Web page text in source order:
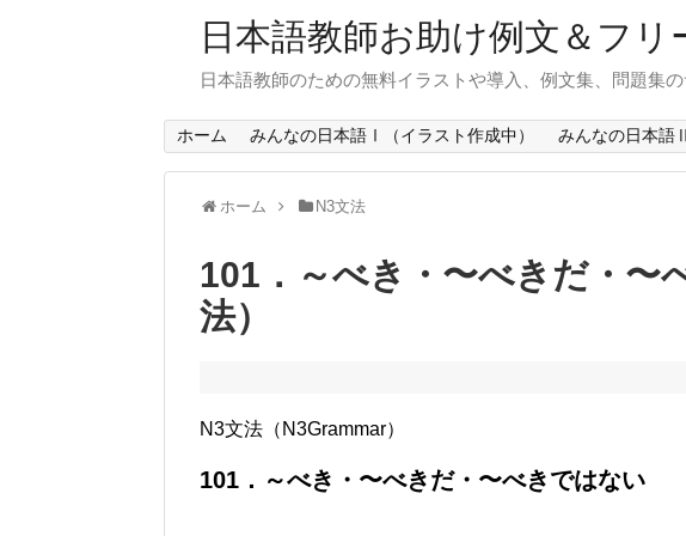
日本語教師お助け例文＆フリ
日本語教師のための無料イラストや導入、例文集、問題集の
ホーム みんなの日本語Ⅰ（イラスト作成中） みんなの日本語
ホーム N3文法
101．～べき・〜べきだ・〜
法）
N3文法（N3Grammar）
101．～べき・〜べきだ・〜べきではない